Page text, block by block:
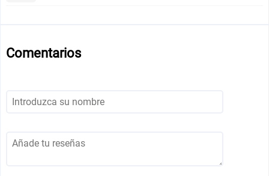
Comentarios